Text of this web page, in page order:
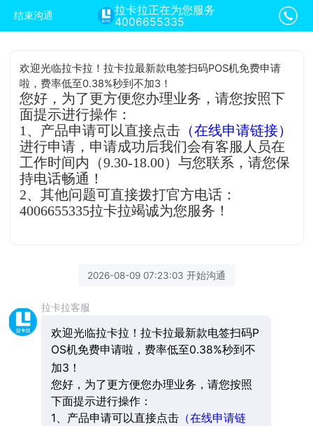
结束沟通
拉卡拉正在为您服务
4006655335
欢迎光临拉卡拉！拉卡拉最新款电签扫码POS机免费申请
啦，费率低至0.38%秒到不加3！
您好，为了更方便您办理业务，请您按照下
面提示进行操作：
1、产品申请可以直接点击 （在线申请链接）
进行申请，申请成功后我们会有客服人员在
工作时间内（9.30-18.00）与您联系，请您保
持电话畅通！
2、其他问题可直接拨打官方电话：
4006655335拉卡拉竭诚为您服务！
2026-08-09 07:23:03 开始沟通
拉卡拉客服
欢迎光临拉卡拉！拉卡拉最新款电签扫码P
OS机免费申请啦，费率低至0.38%秒到不
加3！
您好，为了更方便您办理业务，请您按照
下面提示进行操作：
1、产品申请可以直接点击（在线申请链